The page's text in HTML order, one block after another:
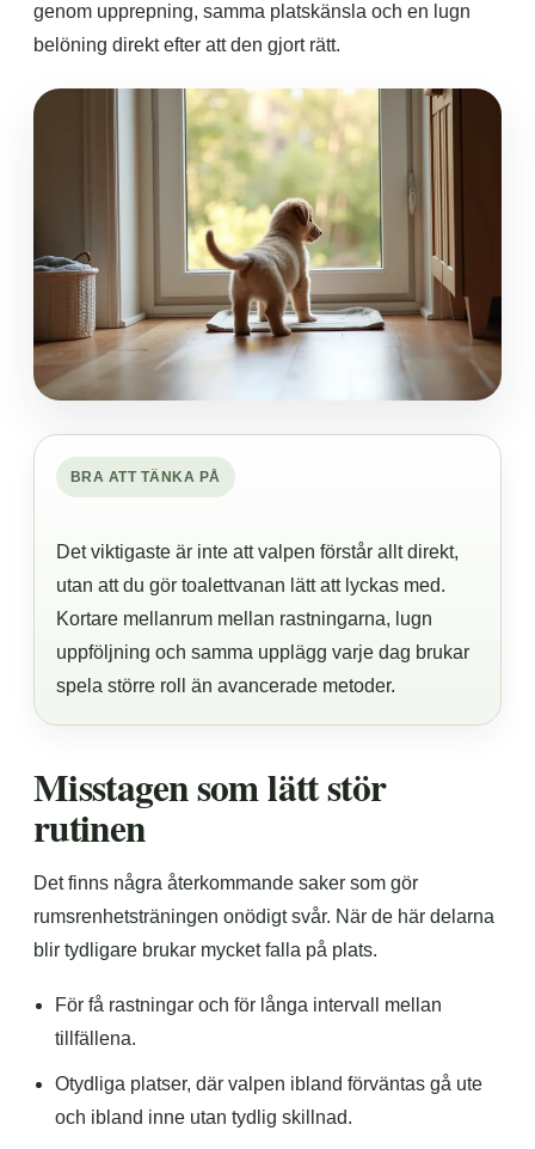
genom upprepning, samma platskänsla och en lugn
belöning direkt efter att den gjort rätt.
BRA ATT TÄNKA PÅ
Det viktigaste är inte att valpen förstår allt direkt,
utan att du gör toalettvanan lätt att lyckas med.
Kortare mellanrum mellan rastningarna, lugn
uppföljning och samma upplägg varje dag brukar
spela större roll än avancerade metoder.
Misstagen som lätt stör
rutinen
Det finns några återkommande saker som gör
rumsrenhetsträningen onödigt svår. När de här delarna
blir tydligare brukar mycket falla på plats.
För få rastningar och för långa intervall mellan
tillfällena.
Otydliga platser, där valpen ibland förväntas gå ute
och ibland inne utan tydlig skillnad.